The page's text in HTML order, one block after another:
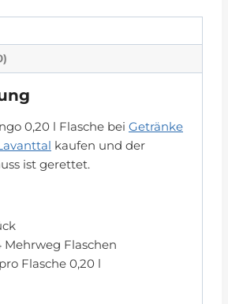
0,20 l Flasche bei Getränke
kaufen und der
ist gerettet.
Mehrweg Flaschen
Flasche 0,20 l